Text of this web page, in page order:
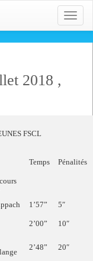
Toggle
2018 ,
JEUNES FSCL
Temps Pénalités
1’57” 5″
2’00” 10″
2’48” 20″